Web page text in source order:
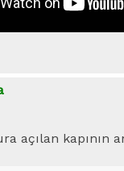
açılan kapının